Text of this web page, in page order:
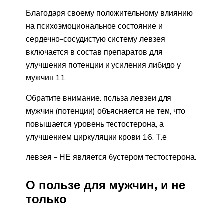
Благодаря своему положительному влиянию
на психоэмоциональное состояние и
сердечно-сосудистую систему левзея
включается в состав препаратов для
улучшения потенции и усиления либидо у
мужчин 11.
Обратите внимание: польза левзеи для
мужчин (потенции) объясняется не тем, что
повышается уровень тестостерона, а
улучшением циркуляции крови 16. Т.е
левзея – НЕ является бустером тестостерона.
О пользе для мужчин, и не
только